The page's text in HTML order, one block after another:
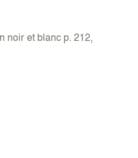
noir et blanc p. 212,